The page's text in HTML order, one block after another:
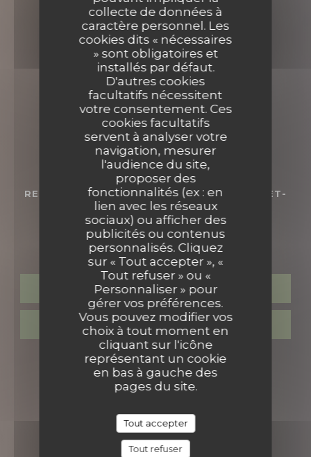
collecte de données à
caractère personnel. Les
cookies dits « nécessaires
» sont obligatoires et
installés par défaut.
D'autres cookies
facultatifs nécessitent
votre consentement. Ces
cookies facultatifs
servent à analyser votre
navigation, mesurer
l'audience du site,
proposer des
fonctionnalités (ex : en
lien avec les réseaux
sociaux) ou afficher des
publicités ou contenus
personnalisés. Cliquez
sur « Tout accepter », «
Tout refuser » ou «
Personnaliser » pour
gérer vos préférences.
Vous pouvez modifier vos
choix à tout moment en
cliquant sur l'icône
représentant un cookie
en bas à gauche des
pages du site.
Tout accepter
Tout refuser
RESTAURANT BISTRONOMIQUE • LE TOUQUET-
PARIS-PLAGE
Restaurant Vivant
RÉSERVER
VENTE À EMPORTER